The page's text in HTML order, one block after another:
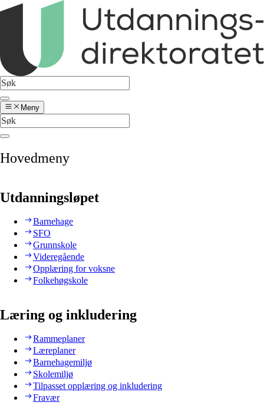
Meny
Hovedmeny
Utdanningsløpet
Barnehage
SFO
Grunnskole
Videregående
Opplæring for voksne
Folkehøgskole
Læring og inkludering
Rammeplaner
Læreplaner
Barnehagemiljø
Skolemiljø
Tilpasset opplæring og inkludering
Fravær